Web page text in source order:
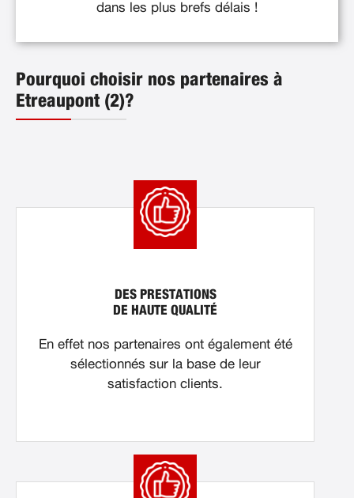
dans les plus brefs délais !
Pourquoi choisir nos partenaires à
Etreaupont (2)?
DES PRESTATIONS
DE HAUTE QUALITÉ
En effet nos partenaires ont également été
sélectionnés sur la base de leur
satisfaction clients.